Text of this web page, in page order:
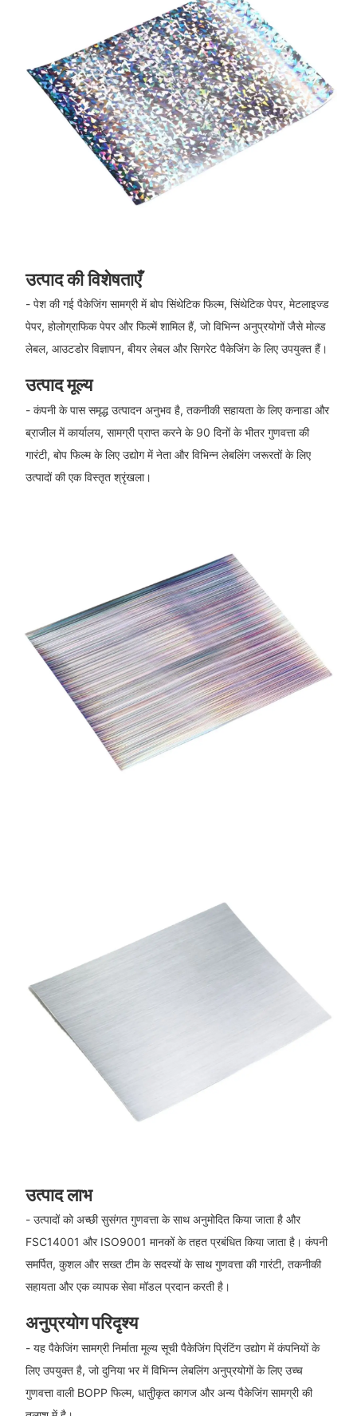
उत्पाद की विशेषताएँ
- पेश की गई पैकेजिंग सामग्री में बोप सिंथेटिक फिल्म, सिंथेटिक पेपर, मेटलाइज्ड
पेपर, होलोग्राफिक पेपर और फिल्में शामिल हैं, जो विभिन्न अनुप्रयोगों जैसे मोल्ड
लेबल, आउटडोर विज्ञापन, बीयर लेबल और सिगरेट पैकेजिंग के लिए उपयुक्त हैं।
उत्पाद मूल्य
- कंपनी के पास समृद्ध उत्पादन अनुभव है, तकनीकी सहायता के लिए कनाडा और
ब्राजील में कार्यालय, सामग्री प्राप्त करने के 90 दिनों के भीतर गुणवत्ता की
गारंटी, बोप फिल्म के लिए उद्योग में नेता और विभिन्न लेबलिंग जरूरतों के लिए
उत्पादों की एक विस्तृत श्रृंखला।
उत्पाद लाभ
- उत्पादों को अच्छी सुसंगत गुणवत्ता के साथ अनुमोदित किया जाता है और
FSC14001 और ISO9001 मानकों के तहत प्रबंधित किया जाता है। कंपनी
समर्पित, कुशल और सख्त टीम के सदस्यों के साथ गुणवत्ता की गारंटी, तकनीकी
सहायता और एक व्यापक सेवा मॉडल प्रदान करती है।
अनुप्रयोग परिदृश्य
- यह पैकेजिंग सामग्री निर्माता मूल्य सूची पैकेजिंग प्रिंटिंग उद्योग में कंपनियों के
लिए उपयुक्त है, जो दुनिया भर में विभिन्न लेबलिंग अनुप्रयोगों के लिए उच्च
गुणवत्ता वाली BOPP फिल्म, धातुीकृत कागज और अन्य पैकेजिंग सामग्री की